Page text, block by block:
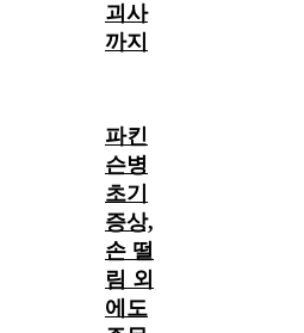
괴사
까지
파킨
슨병
초기
증상,
손 떨
림 외
에도